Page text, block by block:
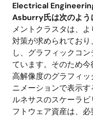
Electrical
Asburry氏は次のよう
メントクラスタは、
対策が求められてお
し、グラフィックコ
ています。そのため
高解像度のグラフィ
ニメーションで表示す
ルネサスのスケーラ
フトウェア資産は、